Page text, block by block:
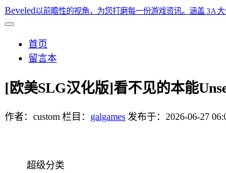
Beveled以前瞻性的视角，为您打磨每一份游戏资讯。涵盖 3A
首页
留言本
[欧美SLG汉化版]看不见的本能
作者： custom 栏目： galgames 发布于： 2026-06-27
超级分类